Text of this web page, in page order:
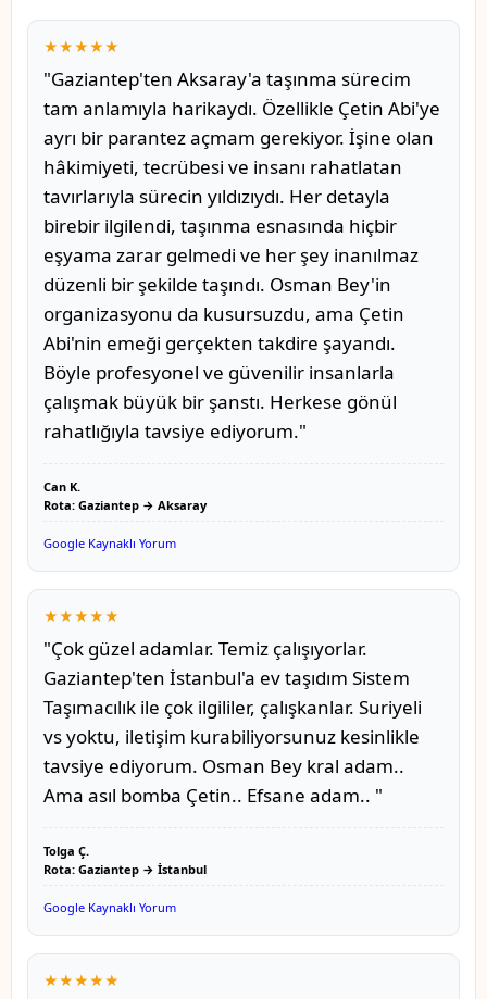
★★★★★
"Gaziantep'ten Aksaray'a taşınma sürecim
tam anlamıyla harikaydı. Özellikle Çetin Abi'ye
ayrı bir parantez açmam gerekiyor. İşine olan
hâkimiyeti, tecrübesi ve insanı rahatlatan
tavırlarıyla sürecin yıldızıydı. Her detayla
birebir ilgilendi, taşınma esnasında hiçbir
eşyama zarar gelmedi ve her şey inanılmaz
düzenli bir şekilde taşındı. Osman Bey'in
organizasyonu da kusursuzdu, ama Çetin
Abi'nin emeği gerçekten takdire şayandı.
Böyle profesyonel ve güvenilir insanlarla
çalışmak büyük bir şanstı. Herkese gönül
rahatlığıyla tavsiye ediyorum."
Can K.
Rota: Gaziantep → Aksaray
Google Kaynaklı Yorum
★★★★★
"Çok güzel adamlar. Temiz çalışıyorlar.
Gaziantep'ten İstanbul'a ev taşıdım Sistem
Taşımacılık ile çok ilgililer, çalışkanlar. Suriyeli
vs yoktu, iletişim kurabiliyorsunuz kesinlikle
tavsiye ediyorum. Osman Bey kral adam..
Ama asıl bomba Çetin.. Efsane adam.. "
Tolga Ç.
Rota: Gaziantep → İstanbul
Google Kaynaklı Yorum
★★★★★